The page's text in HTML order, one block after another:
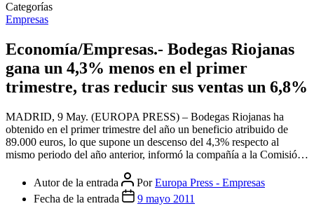
Categorías
Empresas
Economía/Empresas.- Bodegas Riojanas
gana un 4,3% menos en el primer
trimestre, tras reducir sus ventas un 6,8%
MADRID, 9 May. (EUROPA PRESS) – Bodegas Riojanas ha
obtenido en el primer trimestre del año un beneficio atribuido de
89.000 euros, lo que supone un descenso del 4,3% respecto al
mismo periodo del año anterior, informó la compañía a la Comisió…
Autor de la entrada PorEuropa Press - Empresas
Fecha de la entrada
9 mayo 2011